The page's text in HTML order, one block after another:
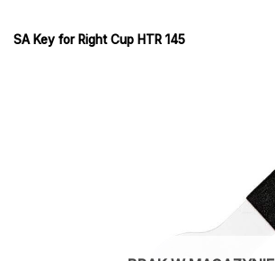
SA Key for Right Cup HTR 145